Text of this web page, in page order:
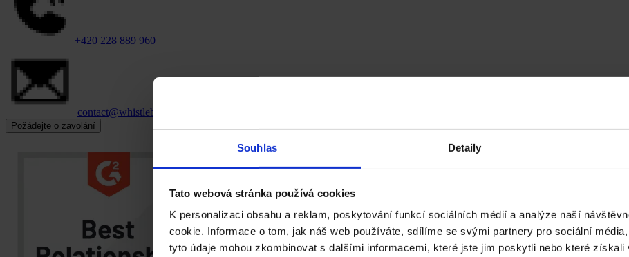
Souhlas Detaily
Tato webová stránka používá cookies
K personalizaci obsahu a reklam, poskytování funkcí sociálních médií a analýze naší
cookie. Informace o tom, jak náš web používáte, sdílíme se svými partnery pro sociální
tyto údaje mohou zkombinovat s dalšími informacemi, které jste jim poskytli nebo které získali
+420 228 889 960
contact@whistleblowersoftware.com
Požádejte o zavolání